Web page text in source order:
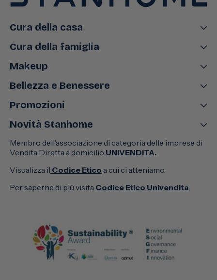
Cura della casa
Cura della famiglia
Makeup
Bellezza e Benessere
Promozioni
Novità Stanhome
Membro dell’associazione di categoria delle imprese di
Vendita Diretta a domicilio UNIVENDITA.
Visualizza il Codice Etico a cui ci atteniamo.
Per saperne di più visita Codice Etico Univendita